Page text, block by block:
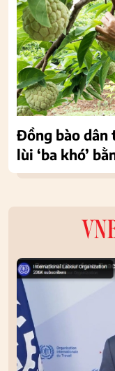
Đồng bào dân
lùi ‘ba khó’